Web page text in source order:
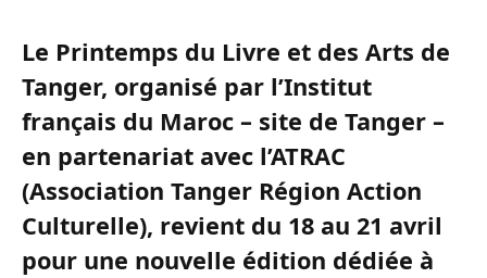
Le Printemps du Livre et des Arts de
Tanger, organisé par l’Institut
français du Maroc – site de Tanger –
en partenariat avec l’ATRAC
(Association Tanger Région Action
Culturelle), revient du 18 au 21 avril
pour une nouvelle édition dédiée à